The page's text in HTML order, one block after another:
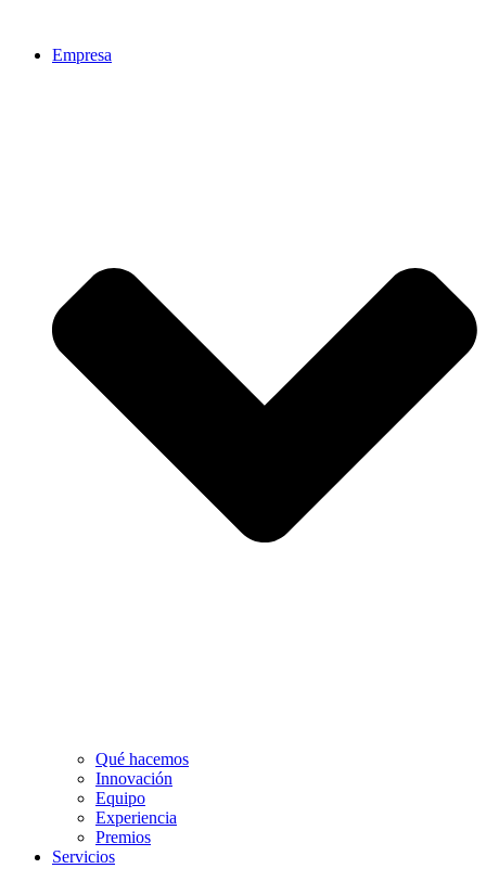
contenidoEmpresa
Qué hacemos
Innovación
Equipo
Experiencia
Premios
Servicios